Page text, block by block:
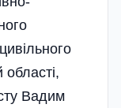
області,
Вадим